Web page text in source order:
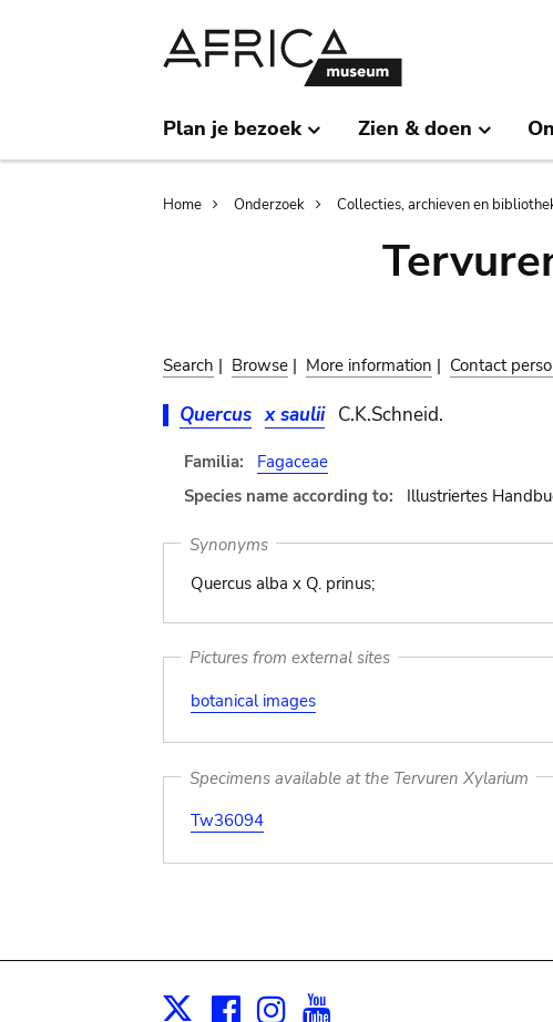
Plan je bezoek Zien & doen
Breadcrumb
Home Onderzoek Collecties, archieven en
Search | Browse | More information | Contact
Quercus x saulii C.K.Schneid.
Familia:
Fagaceae
Species name according to:
Illustriertes
Synonyms
Quercus alba x Q. prinus;
Pictures from external sites
botanical images
Specimens available at the Tervuren Xylarium
Tw36094
X Facebook
Instagram